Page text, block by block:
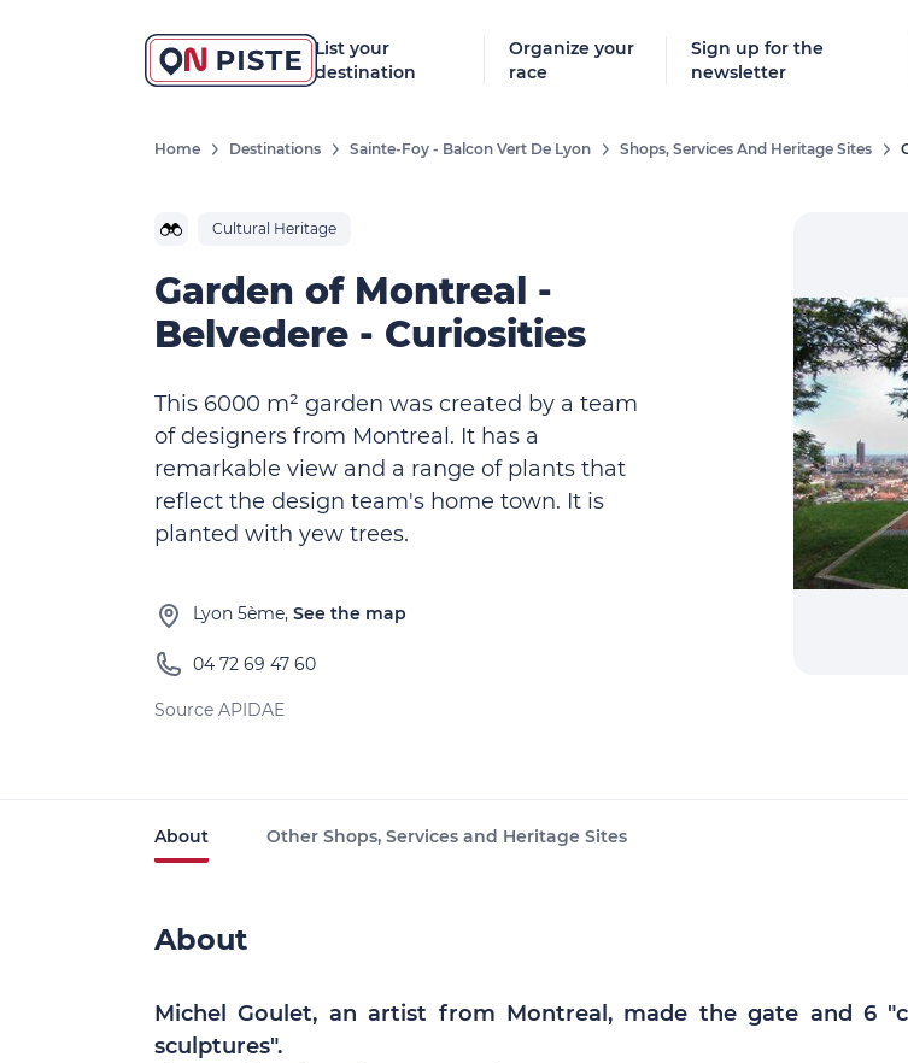
List your
destination
Organize your
race
Sign up for the
newsletter
Home Destinations Sainte-Foy - Balcon Vert De Lyon Shops, Services And Heritage Sites
Cultural Heritage
Garden of Montreal -
Belvedere - Curiosities
This 6000 m² garden was created by a team
of designers from Montreal. It has a
remarkable view and a range of plants that
reflect the design team's home town. It is
planted with yew trees.
Lyon 5ème, See the map
04 72 69 47 60
Source APIDAE
About Other Shops, Services and Heritage Sites
About
Michel Goulet, an artist from Montreal, made the gate and 6
sculptures".